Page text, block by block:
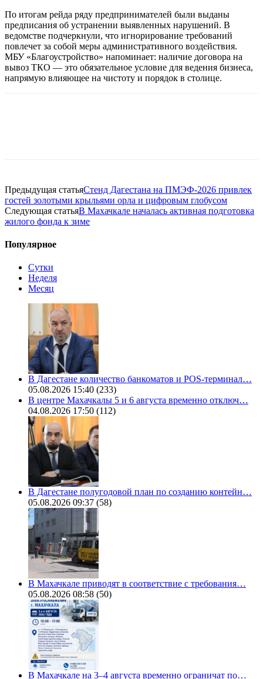
По итогам рейда ряду предпринимателей были выданы
предписания об устранении выявленных нарушений. В
ведомстве подчеркнули, что игнорирование требований
повлечет за собой меры административного воздействия.
МБУ «Благоустройство» напоминает: наличие договора на
вывоз ТКО — это обязательное условие для ведения бизнеса,
напрямую влияющее на чистоту и порядок в столице.
Предыдущая статьяСтенд Дагестана на ПМЭФ-2026 привлек
гостей золотыми крыльями орла и цифровым глобусом
Следующая статьяВ Махачкале началась активная подготовка
жилого фонда к зиме
Популярное
Сутки
Неделя
Месяц
В Дагестане количество банкоматов и POS-терминал…
05.08.2026 15:40 (233)
В центре Махачкалы 5 и 6 августа временно отключ…
04.08.2026 17:50 (112)
В Дагестане полугодовой план по созданию контейн…
05.08.2026 09:37 (58)
В Махачкале приводят в соответствие с требования…
05.08.2026 08:58 (50)
В Махачкале на 3–4 августа временно ограничат по…